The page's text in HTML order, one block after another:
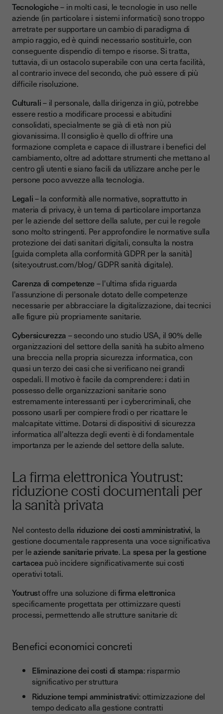
Tecnologiche– in molti casi, le tecnologie in uso nelle
aziende (in particolare i sistemi informatici) sono troppo
arretrate per supportare un cambio di paradigma di
ampio raggio, ed è quindi necessario sostituirle, con
conseguente dispendio di tempo e risorse. Si tratta,
tuttavia, di un ostacolo superabile con una certa facilità,
al contrario invece del secondo, che può essere di più
difficile risoluzione.
Culturali– il personale, dalla dirigenza in giù, potrebbe
essere restio a modificare processi e abitudini
consolidati, specialmente se già di età non più
giovanissima. Il consiglio è quello di offrire una
formazione completa e capace di illustrare i benefici del
cambiamento, oltre ad adottare strumenti che mettano al
centro gli utenti e siano facili da utilizzare anche per le
persone poco avvezze alla tecnologia.
Legali– la conformità alle normative, soprattutto in
materia di privacy, è un tema di particolare importanza
per le aziende del settore della salute, per cui le regole
sono molto stringenti. Per approfondire le normative sulla
protezione dei dati sanitari digitali, consulta la nostra
[guida completa alla conformità GDPR per la sanità]
(site:youtrust.com/blog/ GDPR sanità digitale).
Carenza di competenze– l'ultima sfida riguarda
l'assunzione di personale dotato delle competenze
necessarie per abbracciare la digitalizzazione, dai tecnici
alle figure più propriamente sanitarie.
Cybersicurezza – secondo uno studio USA, il 90% delle
organizzazioni del settore della sanità ha subito almeno
una breccia nella propria sicurezza informatica, con
quasi un terzo dei casi che si verificano nei grandi
ospedali. Il motivo è facile da comprendere: i dati in
possesso delle organizzazioni sanitarie sono
estremamente interessanti per i cybercriminali, che
possono usarli per compiere frodi o per ricattare le
malcapitate vittime. Dotarsi di dispositivi di sicurezza
informatica all'altezza degli eventi è di fondamentale
importanza per le aziende del settore della salute.
La firma elettronica Youtrust:
riduzione costi documentali per
la sanità privata
Nel contesto della riduzione dei costi amministrativi, la
gestione documentale rappresenta una voce significativa
per leaziende sanitarie private. La spesa per la gestione
cartacea può incidere significativamente sui costi
operativi totali.
Youtrust offre una soluzione difirma elettronica
specificamente progettata per ottimizzare questi
processi, permettendo alle strutture sanitarie di:
Benefici economici concreti
Eliminazione dei costi di stampa: risparmio
significativo per struttura
Riduzione tempi amministrativi: ottimizzazione del
tempo dedicato alla gestione contratti